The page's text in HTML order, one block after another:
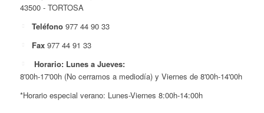
43500 - TORTOSA
Teléfono 977 44 90 33
Fax 977 44 91 33
Horario: Lunes a Jueves:
8'00h-17'00h (No cerramos a mediodía) y Viernes de 8'00h-14'00h
*Horario especial verano: Lunes-Viernes 8:00h-14:00h